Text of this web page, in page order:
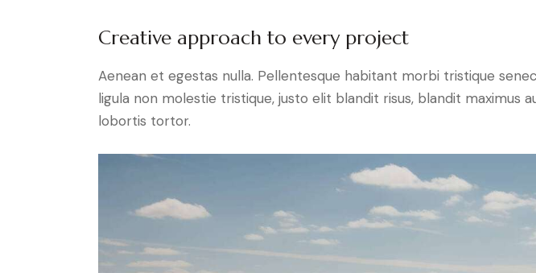
Creative approach to every project
Aenean et egestas nulla. Pellentesque habitant morbi tristique
ligula non molestie tristique, justo elit blandit risus, blandit maximus
lobortis tortor.